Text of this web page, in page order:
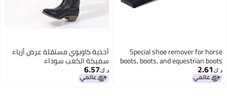
Special shoe remover for horse
boots, boots, and equestrian boots
Orange
د.ك‏2.61
4
أحذية كاوبوي مستقلة عرض أزياء
سميكة الكعب سوداء
د.ك‏6.57